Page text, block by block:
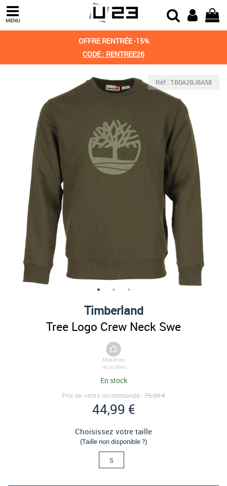
MENU
OFFRE RENTRÉE -15%
CODE : RENTREE26
Réf : TB0A2BJ8A58
Timberland
Tree Logo Crew Neck Swe
Matières
recyclées
En stock
Prix de vente recommandé :75,00 €
44,99 €
Choisissez votre taille
(Taille non disponible ?)
S